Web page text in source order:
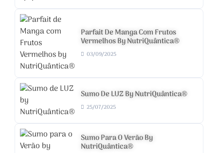
Parfait De Manga Com Frutos
Vermelhos By NutriQuântica®
03/09/2025
Sumo De LUZ By NutriQuântica®
25/07/2025
Sumo Para O Verão By
NutriQuântica®